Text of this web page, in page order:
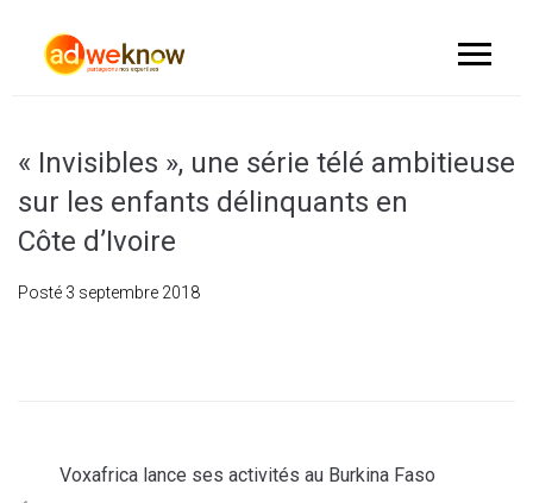
« Invisibles », une série télé ambitieuse
sur les enfants délinquants en
Côte d’Ivoire
Posté 3 septembre 2018
Voxafrica lance ses activités au Burkina Faso